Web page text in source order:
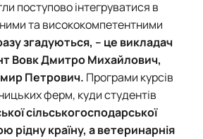
поступово інтегруватися в
та висококомпетентними
згадуються, – це викладач
Вовк Дмитро Михайлович,
Петрович. Програми курсів
ферм, куди студентів
сільськогосподарської
рідну країну, а ветеринарнія